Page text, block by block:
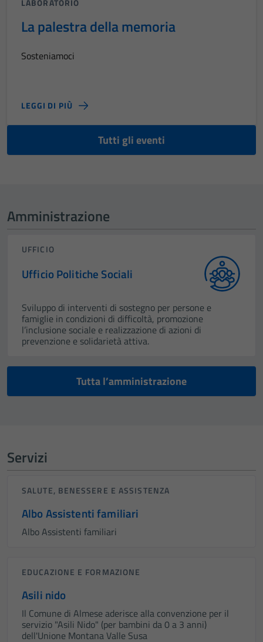
LABORATORIO
La palestra della memoria
Sosteniamoci
LEGGI DI PIÙ
Tutti gli eventi
Amministrazione
UFFICIO
Ufficio Politiche Sociali
Sviluppo di interventi di sostegno per persone e
famiglie in condizioni di difficoltà, promozione
l’inclusione sociale e realizzazione di azioni di
prevenzione e solidarietà attiva.
Tutta l’amministrazione
Servizi
SALUTE, BENESSERE E ASSISTENZA
Albo Assistenti familiari
Albo Assistenti familiari
EDUCAZIONE E FORMAZIONE
Asili nido
Il Comune di Almese aderisce alla convenzione per il
servizio "Asili Nido" (per bambini da 0 a 3 anni)
dell'Unione Montana Valle Susa